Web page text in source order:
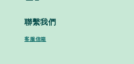
聯繫我們
客服信箱